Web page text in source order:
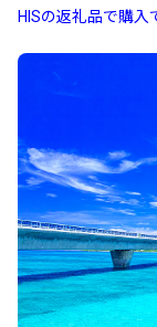
HISの返礼品で購